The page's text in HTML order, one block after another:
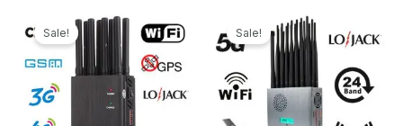
Sale!
Preis
war:
499,99€
Preis
ist:
199,99€.
Sale!
Preis
war:
1.299,00€
ist: